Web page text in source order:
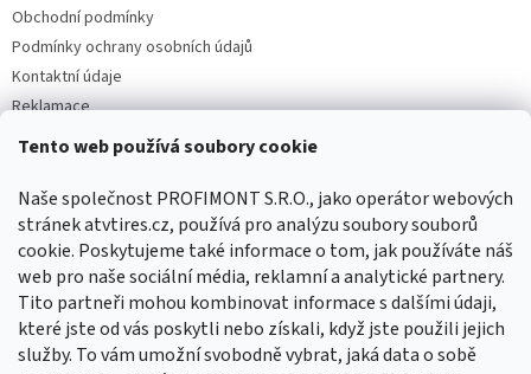
Tento web používá soubory cookie
Naše společnost PROFIMONT S.R.O., jako operátor webových
stránek atvtires.cz, používá pro analýzu soubory souborů
cookie. Poskytujeme také informace o tom, jak používáte náš
web pro naše sociální média, reklamní a analytické partnery.
Tito partneři mohou kombinovat informace s dalšími údaji,
které jste od vás poskytli nebo získali, když jste použili jejich
služby. To vám umožní svobodně vybrat, jaká data o sobě
Obchodní podmínky
Podmínky ochrany osobních údajů
Kontaktní údaje
Reklamace
Facebook